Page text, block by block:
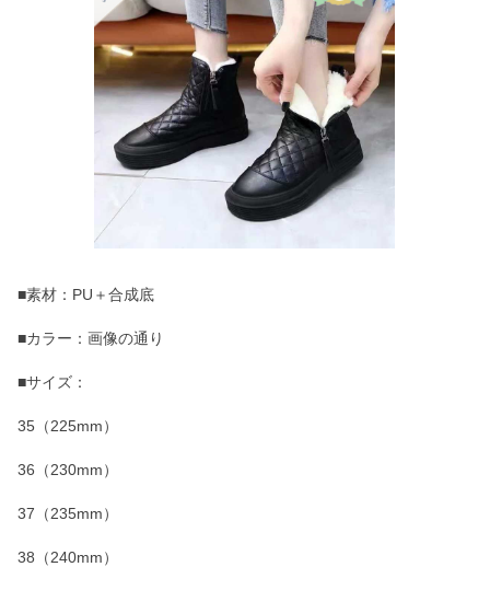
■素材：PU＋合成底
■カラー：画像の通り
■サイズ：
35（225mm）
36（230mm）
37（235mm）
38（240mm）